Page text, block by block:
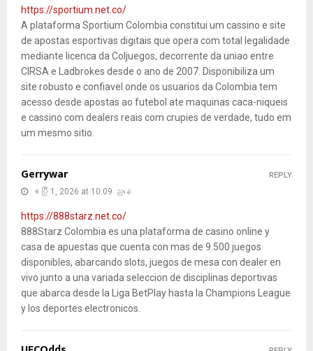
https://sportium.net.co/
A plataforma Sportium Colombia constitui um cassino e site
de apostas esportivas digitais que opera com total legalidade
mediante licenca da Coljuegos, decorrente da uniao entre
CIRSA e Ladbrokes desde o ano de 2007. Disponibiliza um
site robusto e confiavel onde os usuarios da Colombia tem
acesso desde apostas ao futebol ate maquinas caca-niqueis
e cassino com dealers reais com crupies de verdade, tudo em
um mesmo sitio.
Gerrywar
ဧပြီ 1, 2026 at 10:09 ညနေ
https://888starz.net.co/
888Starz Colombia es una plataforma de casino online y
casa de apuestas que cuenta con mas de 9.500 juegos
disponibles, abarcando slots, juegos de mesa con dealer en
vivo junto a una variada seleccion de disciplinas deportivas
que abarca desde la Liga BetPlay hasta la Champions League
y los deportes electronicos.
REPLY